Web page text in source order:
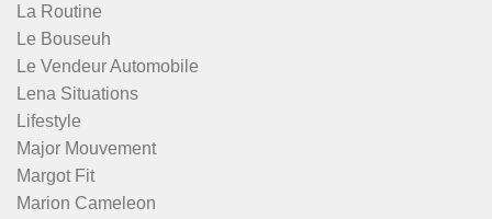
La Routine
Le Bouseuh
Le Vendeur Automobile
Lena Situations
Lifestyle
Major Mouvement
Margot Fit
Marion Cameleon